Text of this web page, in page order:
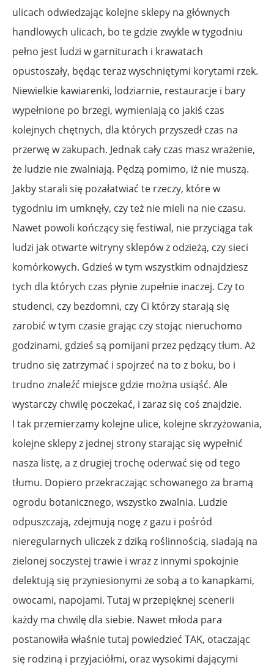
ulicach odwiedzając kolejne sklepy na głównych
handlowych ulicach, bo te gdzie zwykle w tygodniu
pełno jest ludzi w garniturach i krawatach
opustoszały, będąc teraz wyschniętymi korytami rzek.
Niewielkie kawiarenki, lodziarnie, restauracje i bary
wypełnione po brzegi, wymieniają co jakiś czas
kolejnych chętnych, dla których przyszedł czas na
przerwę w zakupach. Jednak cały czas masz wrażenie,
że ludzie nie zwalniają. Pędzą pomimo, iż nie muszą.
Jakby starali się pozałatwiać te rzeczy, które w
tygodniu im umknęły, czy też nie mieli na nie czasu.
Nawet powoli kończący się festiwal, nie przyciąga tak
ludzi jak otwarte witryny sklepów z odzieżą, czy sieci
komórkowych. Gdzieś w tym wszystkim odnajdziesz
tych dla których czas płynie zupełnie inaczej. Czy to
studenci, czy bezdomni, czy Ci którzy starają się
zarobić w tym czasie grając czy stojąc nieruchomo
godzinami, gdzieś są pomijani przez pędzący tłum. Aż
trudno się zatrzymać i spojrzeć na to z boku, bo i
trudno znaleźć miejsce gdzie można usiąść. Ale
wystarczy chwilę poczekać, i zaraz się coś znajdzie.
I tak przemierzamy kolejne ulice, kolejne skrzyżowania,
kolejne sklepy z jednej strony starając się wypełnić
nasza listę, a z drugiej trochę oderwać się od tego
tłumu. Dopiero przekraczając schowanego za bramą
ogrodu botanicznego, wszystko zwalnia. Ludzie
odpuszczają, zdejmują nogę z gazu i pośród
nieregularnych uliczek z dziką roślinnością, siadają na
zielonej soczystej trawie i wraz z innymi spokojnie
delektują się przyniesionymi ze sobą a to kanapkami,
owocami, napojami. Tutaj w przepięknej scenerii
każdy ma chwilę dla siebie. Nawet młoda para
postanowiła właśnie tutaj powiedzieć TAK, otaczając
się rodziną i przyjaciółmi, oraz wysokimi dającymi